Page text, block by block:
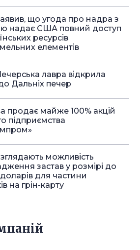
що угода про надра з
надає США повний доступ
ресурсів
елементів
лавра відкрила
Дальніх печер
продає майже 100% акцій
підприємства
можливість
застав у розмірі до
для частини
на грін-карту